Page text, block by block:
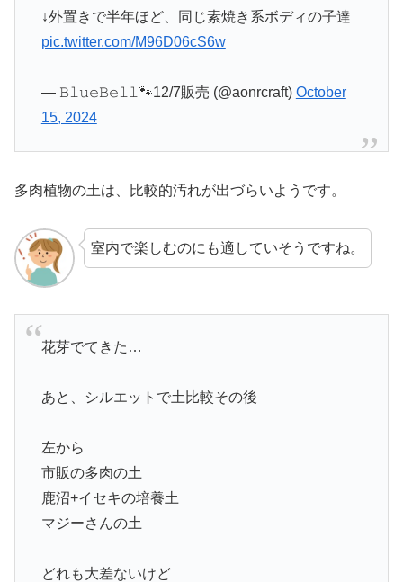
↓外置きで半年ほど、同じ素焼き系ボディの子達
pic.twitter.com/M96D06cS6w
— 𝙱𝚕𝚞𝚎𝙱𝚎𝚕𝚕🐾12/7販売 (@aonrcraft) October
15, 2024
多肉植物の土は、比較的汚れが出づらいようです。
室内で楽しむのにも適していそうですね。
花芽でてきた…
あと、シルエットで土比較その後
左から
市販の多肉の土
鹿沼+イセキの培養土
マジーさんの土
どれも大差ないけど